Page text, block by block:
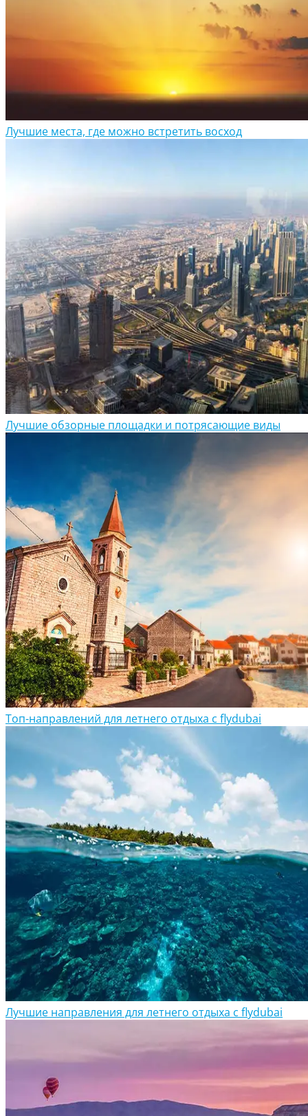
Лучшие места, где можно встретить восход
Лучшие обзорные площадки и потрясающие виды
Топ-направлений для летнего отдыха с flydubai
Лучшие направления для летнего отдыха с flydubai